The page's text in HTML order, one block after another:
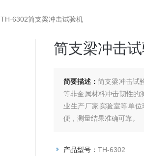
TH-6302简支梁冲击试验机
简支梁冲击
简要描述： 简支梁冲击试
等非金属材料冲击韧性的
业生产厂家实验室等单
便，测量结果准确可靠。
产品型号： TH-6302